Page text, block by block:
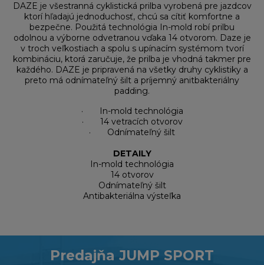
DAZE je všestranná cyklistická prilba vyrobená pre jazdcov
ktorí hľadajú jednoduchosť, chcú sa cítiť komfortne a
bezpečne. Použitá technológia In-mold robí prilbu
odolnou a výborne odvetranou vďaka 14 otvorom. Daze je
v troch veľkostiach a spolu s upínacím systémom tvorí
kombináciu, ktorá zaručuje, že prilba je vhodná takmer pre
každého. DAZE je pripravená na všetky druhy cyklistiky a
preto má odnímateľný šilt a príjemný anitbakteriálny
padding.
· In-mold technológia
· 14 vetracích otvorov
· Odnímateľný šilt
DETAILY
In-mold technológia
14 otvorov
Odnímateľný šilt
Antibakteriálna výsteľka
Predajňa JUMP SPORT